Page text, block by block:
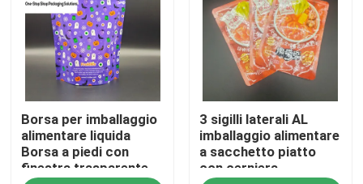
Borsa per imballaggio
alimentare liquida
Borsa a piedi con
finestra trasparente
3 sigilli laterali AL
imballaggio alimentare
a sacchetto piatto
con cerniera